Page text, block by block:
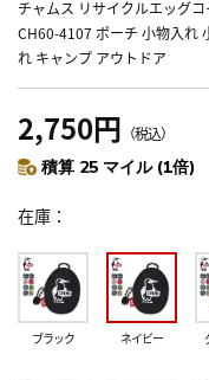
チャムス リサイクルエッグ
CH60-4107 ポーチ 小物入れ
れ キャンプ アウトドア
2,750円 （税込）
積算 25 マイル (1倍)
在庫
ブラック ネイビー